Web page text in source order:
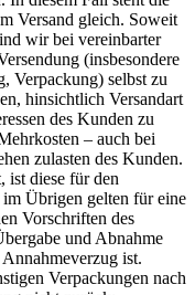
Versand gleich. Soweit
wir bei vereinbarter
(insbesondere
Verpackung) selbst zu
hinsichtlich Versandart
des Kunden zu
– auch bei
zulasten des Kunden.
ist diese für den
Übrigen gelten für eine
Vorschriften des
und Abnahme
ist.
Verpackungen nach